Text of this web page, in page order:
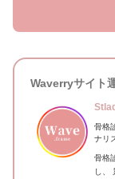
Waverryサイト
骨格
ナリ
骨格
し、